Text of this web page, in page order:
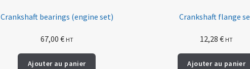
Crankshaft bearings (engine set)
67,00 € HT
Ajouter au panier
Crankshaft flange
12,28€ HT
Ajouter au panier